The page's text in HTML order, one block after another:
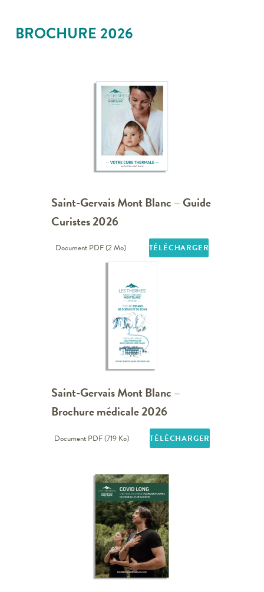
BROCHURE 2026
Saint-Gervais Mont Blanc – Guide
Curistes 2026
Document PDF (2 Mo) TÉLÉCHARGER
Saint-Gervais Mont Blanc –
Brochure médicale 2026
Document PDF (719 Ko) TÉLÉCHARGER